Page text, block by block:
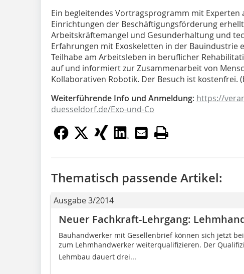
Ein begleitendes Vortragsprogramm mit Experten
Einrichtungen der Beschäftigungsförderung
Arbeitskräftemangel und Gesunderhaltung und
Erfahrungen mit Exoskeletten in der Bauindustrie
Teilhabe am Arbeitsleben in beruflicher
auf und informiert zur Zusammenarbeit von
Kollaborativen Robotik. Der Besuch ist kostenfrei.
Weiterführende Info und Anmeldung: https://
duesseldorf.de/Exo-und-Co
Thematisch passende Artikel:
Ausgabe 3/2014
Neuer Fachkraft-Lehrgang:
Bauhandwerker mit Gesellenbrief können sich jetzt
zum Lehmhandwerker weiterqualifizieren. Der
Lehmbau dauert drei...